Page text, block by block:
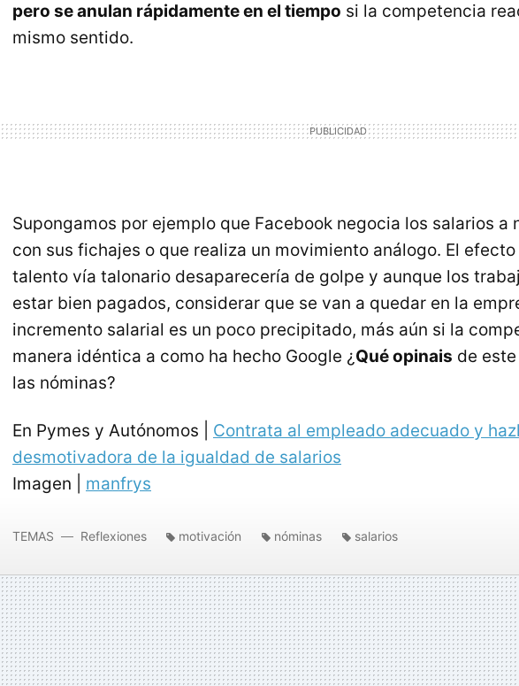
pero se anulan rápidamente en el tiempo si la competencia
mismo sentido.
Supongamos por ejemplo que Facebook negocia los salarios a
con sus fichajes o que realiza un movimiento análogo. El
talento vía talonario desaparecería de golpe y aunque los
estar bien pagados, considerar que se van a quedar en la
incremento salarial es un poco precipitado, más aún si la
manera idéntica a como ha hecho Google ¿Qué opinais de
las nóminas?
En Pymes y Autónomos | Contrata al empleado adecuado y
desmotivadora de la igualdad de salarios
Imagen | manfrys
TEMAS Reflexiones motivación nóminas salarios